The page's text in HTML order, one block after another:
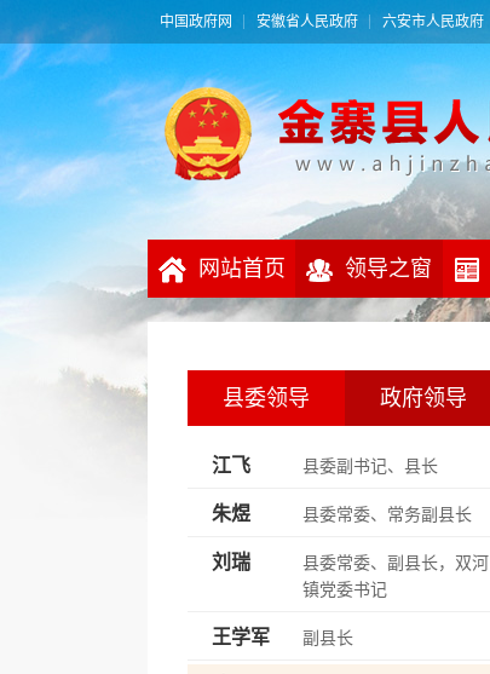
中国政府网 安徽省人民政府 六安市人民政府
网站首页 领导之窗
县委领导 政府领导
江飞 县委副书记、县长
朱煜 县委常委、常务副县长
刘瑞
县委常委、副县长，双河
镇党委书记
王学军 副县长